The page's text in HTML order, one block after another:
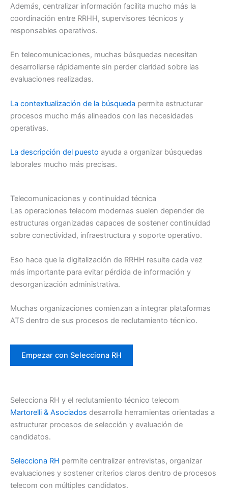
Además, centralizar información facilita mucho más la
coordinación entre RRHH, supervisores técnicos y
responsables operativos.
En telecomunicaciones, muchas búsquedas necesitan
desarrollarse rápidamente sin perder claridad sobre las
evaluaciones realizadas.
La contextualización de la búsqueda permite estructurar
procesos mucho más alineados con las necesidades
operativas.
La descripción del puesto ayuda a organizar búsquedas
laborales mucho más precisas.
Telecomunicaciones y continuidad técnica
Las operaciones telecom modernas suelen depender de
estructuras organizadas capaces de sostener continuidad
sobre conectividad, infraestructura y soporte operativo.
Eso hace que la digitalización de RRHH resulte cada vez
más importante para evitar pérdida de información y
desorganización administrativa.
Muchas organizaciones comienzan a integrar plataformas
ATS dentro de sus procesos de reclutamiento técnico.
Empezar con Selecciona RH
Selecciona RH y el reclutamiento técnico telecom
Martorelli & Asociados desarrolla herramientas orientadas a
estructurar procesos de selección y evaluación de
candidatos.
Selecciona RH permite centralizar entrevistas, organizar
evaluaciones y sostener criterios claros dentro de procesos
telecom con múltiples candidatos.